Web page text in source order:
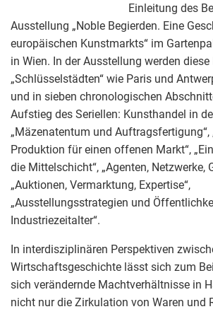
Einleitung des
Ausstellung „Noble Begierden. Eine
europäischen Kunstmarkts“ im
in Wien. In der Ausstellung werden
„Schlüsselstädten“ wie Paris und
und in sieben chronologischen
Aufstieg des Seriellen: Kunsthandel in
„Mäzenatentum und Auftragsfertigung“,
Produktion für einen offenen Markt“,
die Mittelschicht“, „Agenten, Netzwerke,
„Auktionen, Vermarktung, Expertise“,
„Ausstellungsstrategien und
Industriezeitalter“.
In interdisziplinären Perspektiven
Wirtschaftsgeschichte lässt sich zum
sich verändernde Machtverhältnisse in
nicht nur die Zirkulation von Waren und